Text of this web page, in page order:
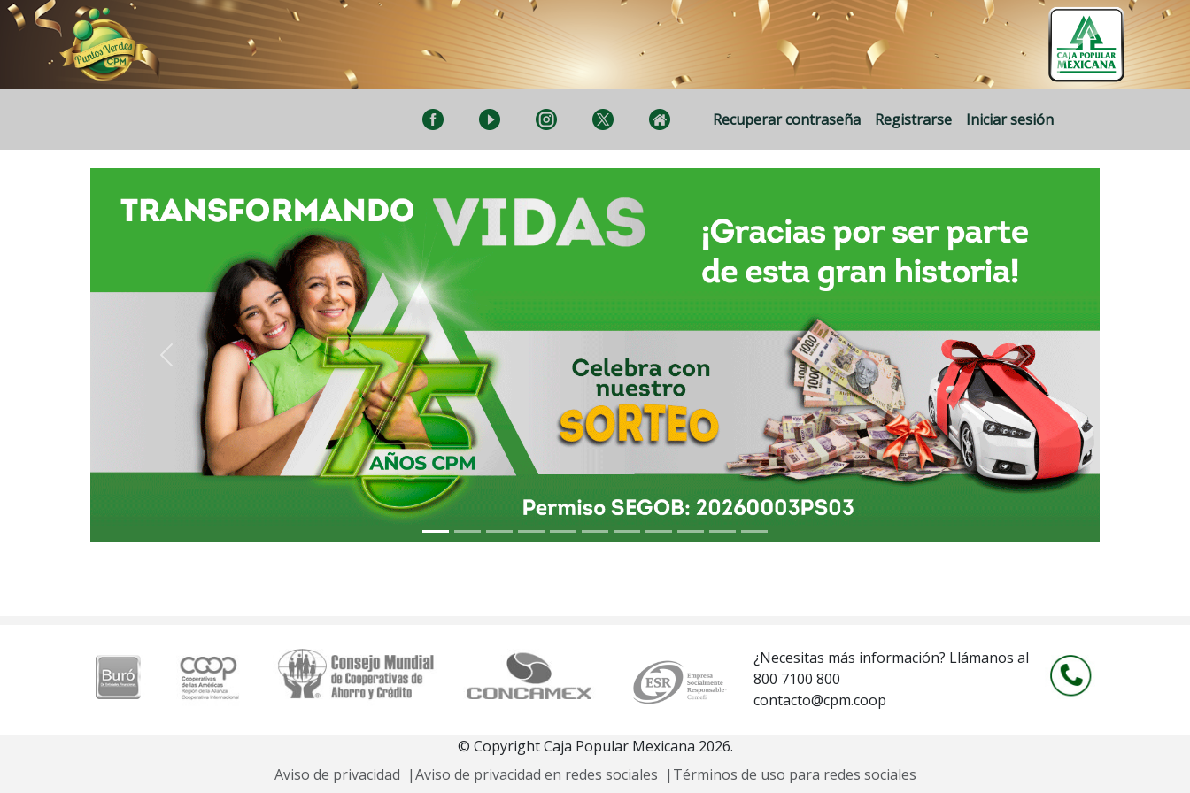
Recuperar contraseña Registrarse Iniciar sesión
Anterior Siguiente
¿Necesitas más información? Llámanos al
800 7100 800
contacto@cpm.coop
© Copyright Caja Popular Mexicana 2026.
Aviso de privacidad |Aviso de privacidad en redes sociales | Términos de uso para redes sociales